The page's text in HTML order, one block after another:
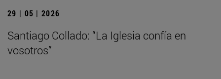
29 | 05 | 2026
Santiago Collado: “La Iglesia confía en
vosotros”